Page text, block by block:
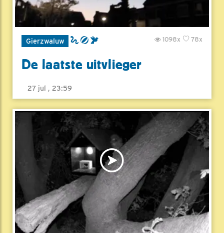
Gierzwaluw 78x
1098x
De laatste uitvlieger
27 jul , 23:59